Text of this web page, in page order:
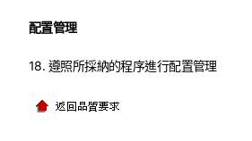
配置管理
18. 遵照所採納的程序進行配置管理